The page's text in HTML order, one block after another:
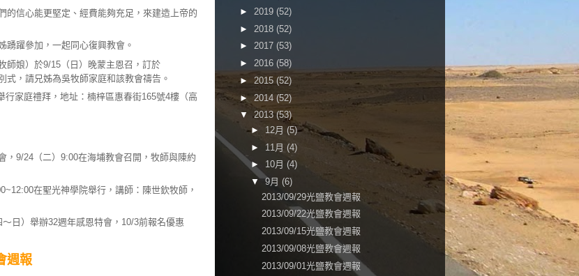
的信心能更堅定、經費能夠充足，來建造上帝的
踴躍參加，一起同心復興教會。
師娘）於9/15（日）晚蒙主恩召，訂於
式，請兄姊為吳牧師家庭和該教會禱告。
行家庭禮拜，地址：楠梓區惠春街165號4樓（高
，9/24（二）9:00在海埔教會召開，牧師與陳約
在聖光神學院舉行，講師：陳世欽牧師，
日）舉辦32週年感恩特會，10/3前報名優惠
週報
► 2019 (52)
► 2018 (52)
► 2017 (53)
► 2016 (58)
► 2015 (52)
► 2014 (52)
▼2013(53)
► 12月 (5)
► 11月 (4)
► 10月 (4)
▼9月 (6)
2013/09/29光鹽教會週報
2013/09/22光鹽教會週報
2013/09/15光鹽教會週報
2013/09/08光鹽教會週報
2013/09/01光鹽教會週報